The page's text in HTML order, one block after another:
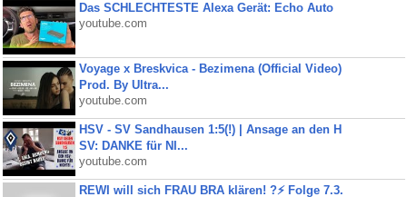
Das SCHLECHTESTE Alexa Gerät: Echo Auto
youtube.com
Voyage x Breskvica - Bezimena (Official Video)
Prod. By Ultra...
youtube.com
HSV - SV Sandhausen 1:5(!) | Ansage an den H
SV: DANKE für NI...
youtube.com
REWI will sich FRAU BRA klären! ?⚡️ Folge 7.3.